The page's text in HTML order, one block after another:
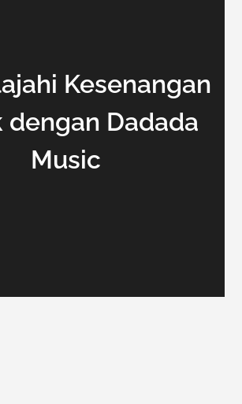
Kesenangan
dengan Dadada
Music